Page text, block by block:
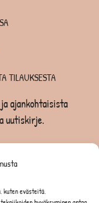
kuten evästeitä,
TILAUKSESTA
ajankohtaisista
uutiskirje.